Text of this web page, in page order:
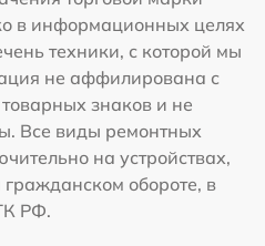
в информационных целях
техники, с которой мы
не аффилирована с
знаков и не
Все виды ремонтных
на устройствах,
обороте, в
РФ.